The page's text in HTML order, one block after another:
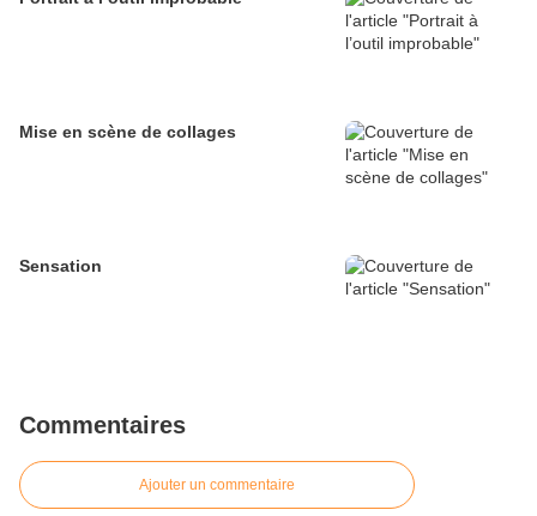
Mise en scène de collages
Sensation
Commentaires
Ajouter un commentaire